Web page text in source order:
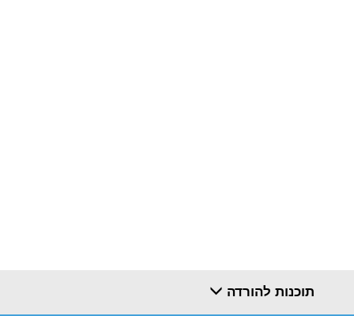
תוכנות להורדה